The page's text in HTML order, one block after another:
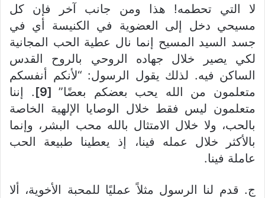
لا التي تحطمه! هذا ومن جانب آخر فإن كل
مسيحي دخل إلى العضوية في الكنيسة أي في
جسد السيد المسيح إنما نال عطية الحب المجانية
لكي يصير خلال جهاده الروحي بالروح القدس
الساكن فيه. لذلك يقول الرسول: “لأنكم أنفسكم
متعلمون من الله يحب بعضكم بعضًا”[9]
. إننا
متعلمون ليس فقط خلال الوصايا الإلهية الخاصة
بالحب، ولا خلال الامتثال بالله محب البشر، وإنما
بالأكثر خلال عمله فينا، إذ يعطينا طبيعة الحب
عاملة فينا.
ج. قدم لنا الرسول مثلاً عمليًا للمحبة الأخوية، ألا